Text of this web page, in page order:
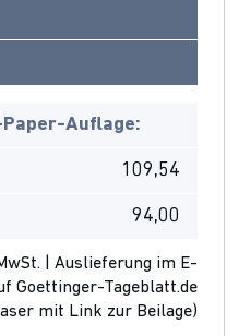
Auflage:
109,54
94,00
| Auslieferung im E-
Goettinger-Tageblatt.de
mit Link zur Beilage)